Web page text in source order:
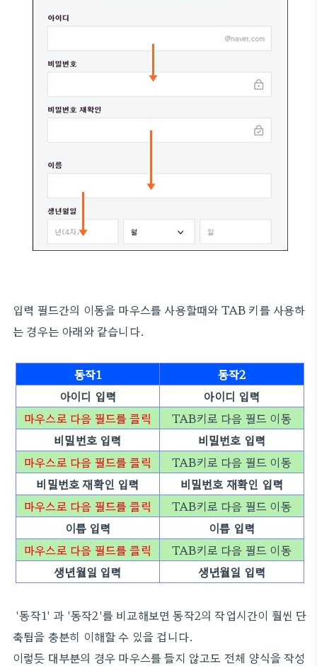
입력 필드간의 이동을 마우스를 사용할때와 TAB 키를 사용하
는 경우는 아래와 같습니다.
동작1
동작2
아이디 입력
아이디 입력
마우스로 다음 필드를 클릭
TAB키로 다음 필드 이동
비밀번호 입력
비밀번호 입력
마우스로 다음 필드를 클릭
TAB키로 다음 필드 이동
비밀번호 재확인 입력
비밀번호 재확인 입력
마우스로 다음 필드를 클릭
TAB키로 다음 필드 이동
이름 입력
이름 입력
마우스로 다음 필드를 클릭
TAB키로 다음 필드 이동
생년월일 입력
생년월일 입력
'동작1' 과 '동작2'를 비교해보면 동작2의 작업시간이 훨씬 단
축됨을 충분히 이해할 수 있을 겁니다.
이렇듯 대부분의 경우 마우스를 들지 않고도 전체 양식을 작성